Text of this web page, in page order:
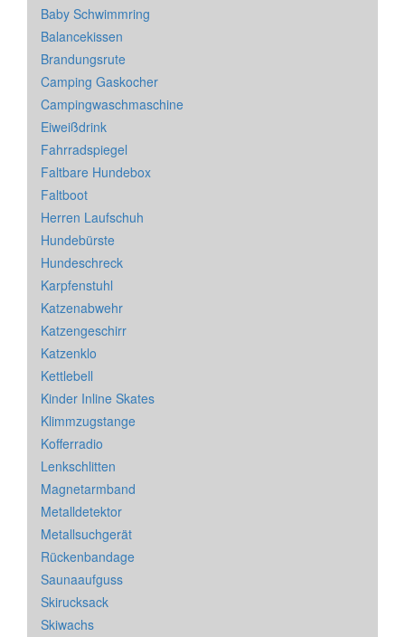
Baby Schwimmring
Balancekissen
Brandungsrute
Camping Gaskocher
Campingwaschmaschine
Eiweißdrink
Fahrradspiegel
Faltbare Hundebox
Faltboot
Herren Laufschuh
Hundebürste
Hundeschreck
Karpfenstuhl
Katzenabwehr
Katzengeschirr
Katzenklo
Kettlebell
Kinder Inline Skates
Klimmzugstange
Kofferradio
Lenkschlitten
Magnetarmband
Metalldetektor
Metallsuchgerät
Rückenbandage
Saunaaufguss
Skirucksack
Skiwachs